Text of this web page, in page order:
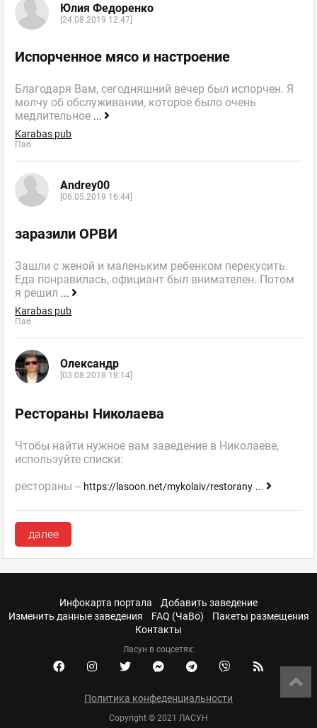
Юлия Федоренко
[24.08.2019 12:47]
Испорченное мясо и настроение
Благодаря Вам, сегодняшний вечер был испорчен. Я
молчу об обслуживании, которое было очень
медлительное ...
Karabas pub
Паб
Andrey00
[06.05.2019 16:44]
заразили ОРВИ
Зашли с женой и маленьким ребенком перекусить.
Еда понравилась, официант был внимателен. Потом
я решил ...
Karabas pub
Паб
Олександр
[03.08.2018 18:14]
Рестораны Николаева
Чтобы найти нужное вам заведение в Николаеве,
используйте списки:
рестораны -- https://lasoon.net/mykolaiv/restorany ...
далее
Инфокарта портала
Добавить заведение
Изменить данные заведения
FAQ (ЧаВо)
Пакеты размещения
Контакты
Ласун в соцсетях:
Политика конфеденциальности
Copyright © 2021 ЛАСУН